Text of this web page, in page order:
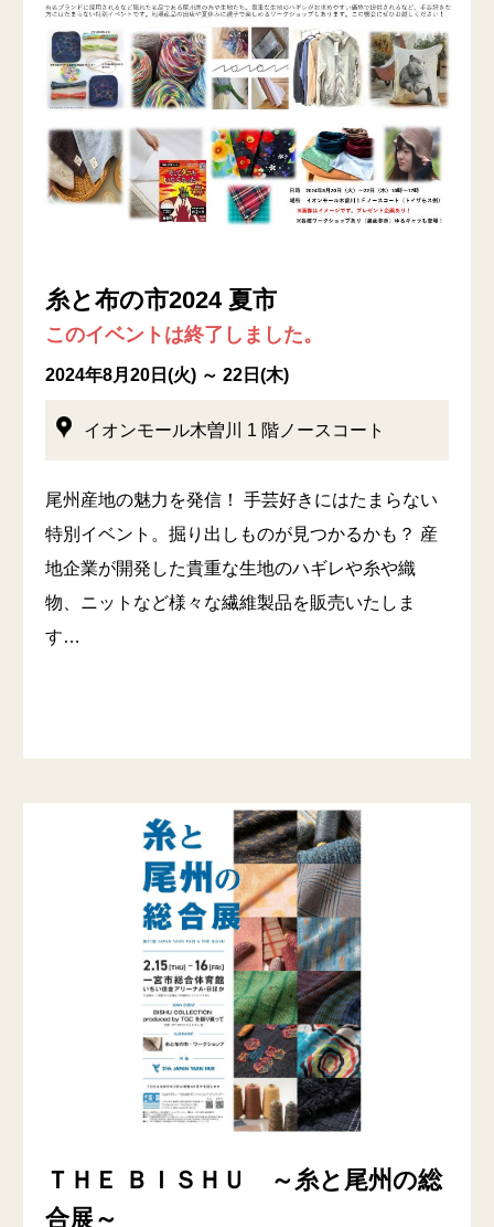
糸と布の市2024 夏市
このイベントは終了しました。
2024年8月20日(火) ～ 22日(木)
イオンモール木曽川 1 階ノースコート
尾州産地の魅力を発信！ 手芸好きにはたまらない
特別イベント。掘り出しものが見つかるかも？ 産
地企業が開発した貴重な生地のハギレや糸や織
物、ニットなど様々な繊維製品を販売いたしま
す…
ＴＨＥ ＢＩＳＨＵ ～糸と尾州の総
合展～